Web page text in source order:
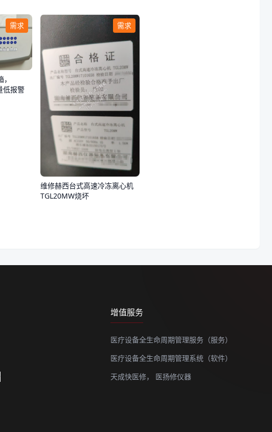
需求
低报警
需求
维修赫西台式高速冷冻离心机
TGL20MW烧坏
增值服务
医疗设备全生命周期管理服务（服务）
医疗设备全生命周期管理系统（软件）
天成快医修，
医扬修仪器